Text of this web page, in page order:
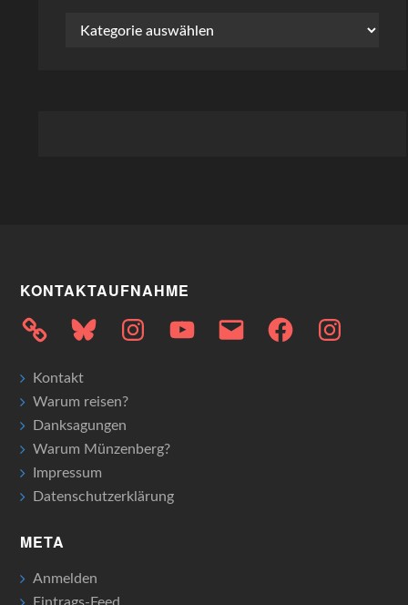
Kategorien
KONTAKTAUFNAHME
Bluesky InstagramYouTubeE-
Mail
FacebookInstagram
Kontakt
Warum reisen?
Danksagungen
Warum Münzenberg?
Impressum
Datenschutzerklärung
META
Anmelden